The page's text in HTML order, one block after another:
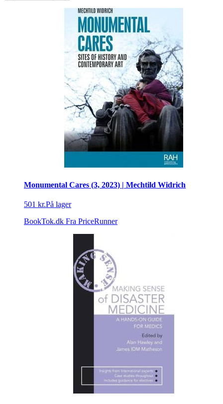
Monumental Cares (3, 2023) | Mechtild Widrich
501 kr.På lager
BookTok.dk Fra PriceRunner